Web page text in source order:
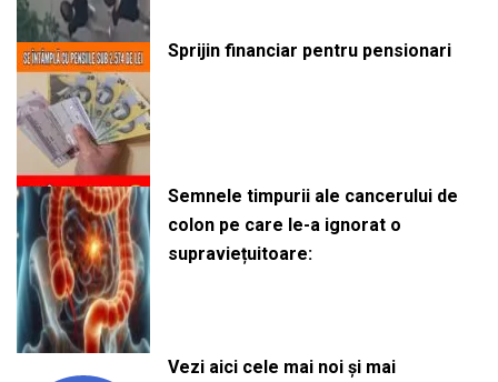
Sprijin financiar pentru pensionari
Semnele timpurii ale cancerului de
colon pe care le-a ignorat o
supraviețuitoare:
Vezi aici cele mai noi și mai